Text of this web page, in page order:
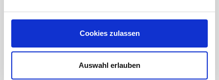
Cookies zulassen
Auswahl erlauben
Meine Bestellungen
Meine Nachrichten (Tickets)
IMPRESSUM